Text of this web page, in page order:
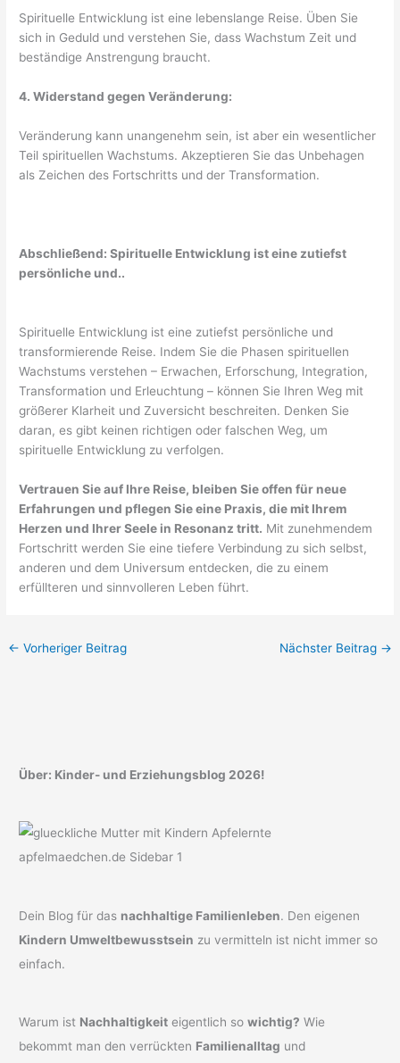
Spirituelle Entwicklung ist eine lebenslange Reise. Üben Sie
sich in Geduld und verstehen Sie, dass Wachstum Zeit und
beständige Anstrengung braucht.
4. Widerstand gegen Veränderung:
Veränderung kann unangenehm sein, ist aber ein wesentlicher
Teil spirituellen Wachstums. Akzeptieren Sie das Unbehagen
als Zeichen des Fortschritts und der Transformation.
Abschließend: Spirituelle Entwicklung ist eine zutiefst
persönliche und..
Spirituelle Entwicklung ist eine zutiefst persönliche und
transformierende Reise. Indem Sie die Phasen spirituellen
Wachstums verstehen – Erwachen, Erforschung, Integration,
Transformation und Erleuchtung – können Sie Ihren Weg mit
größerer Klarheit und Zuversicht beschreiten. Denken Sie
daran, es gibt keinen richtigen oder falschen Weg, um
spirituelle Entwicklung zu verfolgen.
Vertrauen Sie auf Ihre Reise, bleiben Sie offen für neue
Erfahrungen und pflegen Sie eine Praxis, die mit Ihrem
Herzen und Ihrer Seele in Resonanz tritt. Mit zunehmendem
Fortschritt werden Sie eine tiefere Verbindung zu sich selbst,
anderen und dem Universum entdecken, die zu einem
erfüllteren und sinnvolleren Leben führt.
← Vorheriger Beitrag Nächster Beitrag →
Über: Kinder- und Erziehungsblog 2026!
Dein Blog für das nachhaltige Familienleben. Den eigenen
Kindern Umweltbewusstsein zu vermitteln ist nicht immer so
einfach.
Warum ist Nachhaltigkeit eigentlich sowichtig? Wie
bekommt man den verrückten Familienalltag und